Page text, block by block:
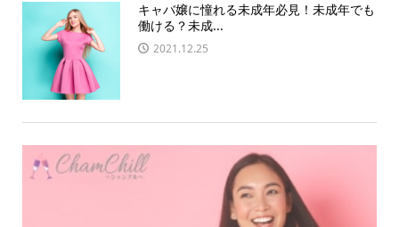
キャバ嬢に憧れる未成年必見！未成年でも
働ける？未成...
2021.12.25